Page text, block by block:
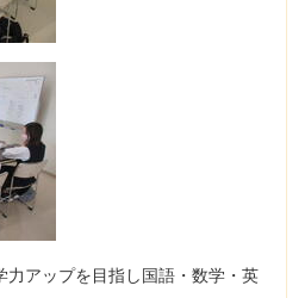
力アップを目指し国語・数学・英